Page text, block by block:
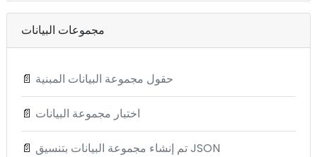
مجموعات البيانات
📄 حقول مجموعة البيانات المبنية
📄 اختبار مجموعة البيانات
📄 تم إنشاء مجموعة البيانات بتنسيق JSON